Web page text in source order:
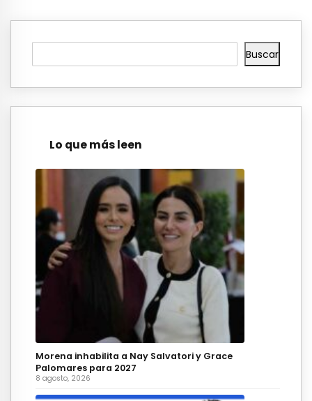
Buscar
Lo que más leen
Morena inhabilita a Nay Salvatori y Grace
Palomares para 2027
8 agosto, 2026